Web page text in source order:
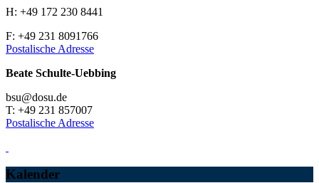
H: +49 172 230 8441
F: +49 231 8091766
Postalische Adresse
Beate Schulte-Uebbing
bsu@dosu.de
T: +49 231 857007
Postalische Adresse
Kalender